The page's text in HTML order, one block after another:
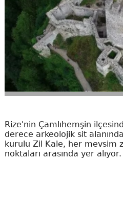
Rize'nin Çamlıhemşin
derece arkeolojik sit
kurulu Zil Kale, her mevsim
noktaları arasında yer alıyor.